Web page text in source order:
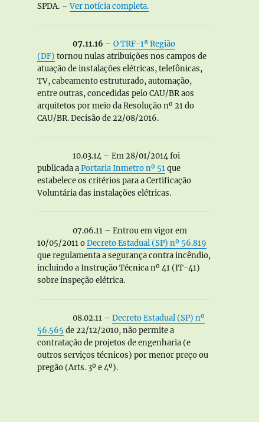
SPDA. –Ver notícia completa.
07.11.16 – O TRF-1ª Região
(DF) tornou nulas atribuições nos campos de
atuação de instalações elétricas, telefônicas,
TV, cabeamento estruturado, automação,
entre outras, concedidas pelo CAU/BR aos
arquitetos por meio da Resolução nº 21 do
CAU/BR. Decisão de 22/08/2016.
10.03.14 – Em 28/01/2014 foi
publicada aPortaria Inmetro nº 51que
estabelece os critérios para a Certificação
Voluntária das instalações elétricas.
07.06.11 – Entrou em vigor em
10/05/2011 oDecreto Estadual (SP) nº 56.819
que regulamenta a segurança contra incêndio,
incluindo a Instrução Técnica nº 41 (IT-41)
sobre inspeção elétrica.
08.02.11 – Decreto Estadual (SP) nº
56.565 de 22/12/2010, não permite a
contratação de projetos de engenharia (e
outros serviços técnicos) por menor preço ou
pregão (Arts. 3º e 4º).